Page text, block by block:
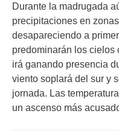
Durante la madrugada
precipitaciones en
desapareciendo a
predominarán los cielos
irá ganando presencia
viento soplará del sur y
jornada. Las
un ascenso más